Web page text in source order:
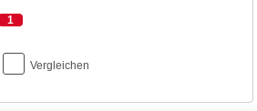
1
Vergleichen